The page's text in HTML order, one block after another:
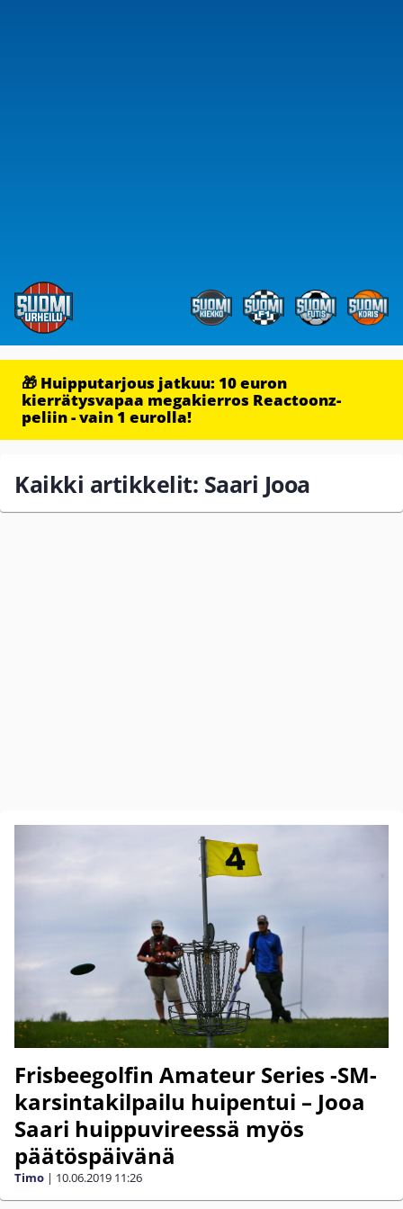
🎁 Huipputarjous jatkuu: 10 euron
kierrätysvapaa megakierros Reactoonz-
peliin - vain 1 eurolla!
Kaikki artikkelit: Saari Jooa
Frisbeegolfin Amateur Series -SM-
karsintakilpailu huipentui – Jooa
Saari huippuvireessä myös
päätöspäivänä
Timo | 10.06.2019 11:26